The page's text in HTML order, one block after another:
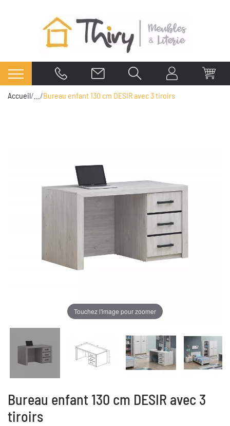
Accueil Bureau enfant 130 cm DESIR avec 3 tiroirs
Touchez l'image pour zoomer
Bureau enfant 130 cm DESIR avec 3
tiroirs